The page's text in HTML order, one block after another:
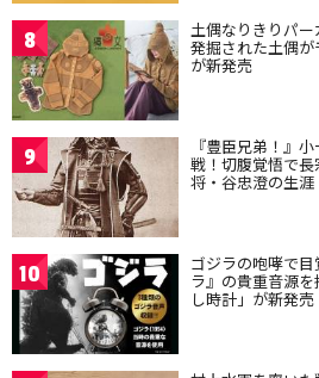
8 土偶なりきりパ
発掘された土偶
が新発売
9 『豊臣兄弟！』
戦！切腹覚悟で
将・谷忠澄の生涯
10 ゴジラの咆哮で
ラ』の貴重音源
し時計」が新発売